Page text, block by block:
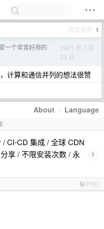
回复总数 1
一个非常好用的
2021 年 7 月
23 日
计算和通信并列的想法很赞
About · Language
CI-CD 集成 / 全球 CDN
享 / 不限安装次数 / 永
›
PRO